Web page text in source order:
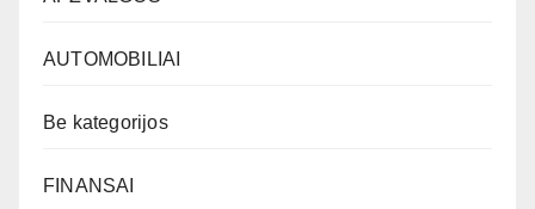
AUTOMOBILIAI
Be kategorijos
FINANSAI